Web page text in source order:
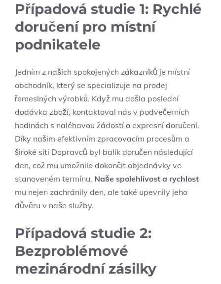
Případová studie 1:⁣ Rychlé
doručení pro místní
podnikatele
Jedním z našich spokojených zákazníků je místní
obchodník, který se specializuje na prodej
řemeslných výrobků. Když mu došla poslední‍
dodávka ⁤zboží, kontaktoval nás v podvečerních
hodinách s naléhavou žádostí o expresní doručení.⁢
Díky našim efektivním zpracovacím​ procesům a
široké síti Dopravců byl balík doručen‌ následující
den, což mu umožnilo dokončit objednávky ve
stanoveném termínu. Naše spolehlivost a ‌rychlost
mu nejen zachránily den, ale také upevnily jeho
důvěru v naše služby.
Případová studie 2:
Bezproblémové
mezinárodní zásilky